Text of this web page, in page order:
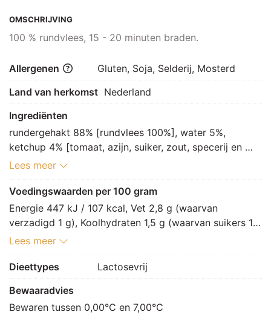
OMSCHRIJVING
100 % rundvlees, 15 - 20 minuten braden.
Allergenen
Gluten, Soja, Selderij, Mosterd
Land van herkomst Nederland
Ingrediënten
rundergehakt 88% [rundvlees 100%], water 5%,
ketchup 4% [tomaat, azijn, suiker, zout, specerij en
kruidenextract (SELDERIJ), specerij], specerij 3%
foelie, peterselie, cayennepeper, KORIANDER,
gemberpoeder, nootmuskaat, kurkuma, kruidnagel,
knoflookpoeder, tijm], MOSTERDmeel, uigranulaat,
uipoeder, gehydrolyseerd eiwit (SOJA), geroosterd
uigranulaat, gebakken ui, pastinaakgranulaat,
maltodextrine, preigranulaat, paprikaconcentraat, witte
paprikagranulaat, TARWEmeel (GLUTEN), gistextract,
aroma (ui), alcohol, kruidenolie (KORIANDER),
Lees meer
Voedingswaarden per 100 gram
Energie 447 kJ / 107 kcal, Vet 2,8 g (waarvan
verzadigd 1 g), Koolhydraten 1,5 g (waarvan suikers 1
g), Vezels 0,3 g, Eiwitten 18,8 g, Zout 1,4 g.
Lees meer
Dieettypes
Lactosevrij
Bewaaradvies
Bewaren tussen 0,00°C en 7,00°C